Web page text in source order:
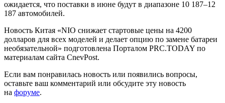
ожидается, что поставки в июне будут в диапазоне 10 187–12
187 автомобилей.
Новость Китая «NIO снижает стартовые цены на 4200
долларов для всех моделей и делает опцию по замене батареи
необязательной» подготовлена Порталом PRC.TODAY по
материалам сайта CnevPost.
Если вам понравилась новость или появились вопросы,
оставьте ваш комментарий или обсудите эту новость
на форуме.